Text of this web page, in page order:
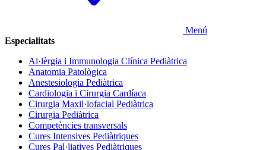
Menú
Especialitats
Al·lèrgia i Immunologia Clínica Pediàtrica
Anatomia Patològica
Anestesiologia Pediàtrica
Cardiologia i Cirurgia Cardíaca
Cirurgia Maxil·lofacial Pediàtrica
Cirurgia Pediàtrica
Competències transversals
Cures Intensives Pediàtriques
Cures Pal·liatives Pediàtriques